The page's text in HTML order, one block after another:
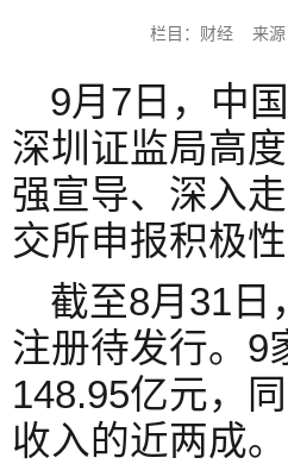
栏目：财经 来
9月7日，中
深圳证监局高
强宣导、深入
交所申报积极
截至8月31日
注册待发行。9
148.95亿元，
收入的近两成。